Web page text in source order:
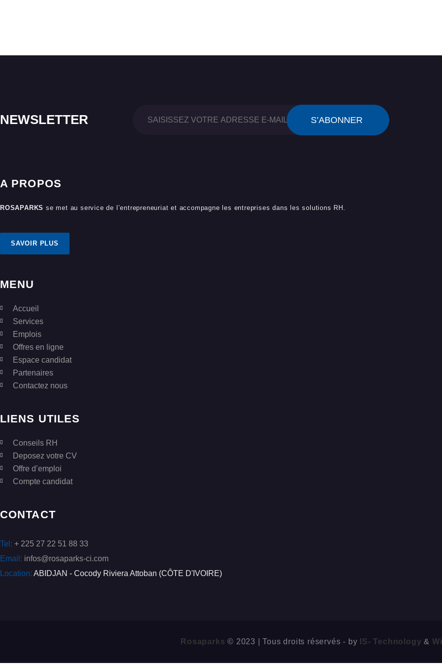
NEWSLETTER
A PROPOS
ROSAPARKS se met au service de l’entrepreneuriat et accompagne les entreprises dans les solutions RH.
SAVOIR PLUS
MENU
Accueil
Services
Emplois
Offres en ligne
Espace candidat
Partenaires
Contactez nous
LIENS UTILES
Conseils RH
Deposez votre CV
Offre d’emploi
Compte candidat
CONTACT
Tel: + 225 27 22 51 88 33
Email: infos@rosaparks-ci.com
Location: ABIDJAN - Cocody Riviera Attoban (CÔTE D'IVOIRE)
Rosaparks © 2023 | Tous droits réservés - by IS- Technology &